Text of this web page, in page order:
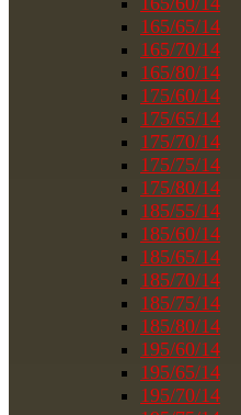
165/65/14
165/70/14
165/80/14
175/60/14
175/65/14
175/70/14
175/75/14
175/80/14
185/55/14
185/60/14
185/65/14
185/70/14
185/75/14
185/80/14
195/60/14
195/65/14
195/70/14